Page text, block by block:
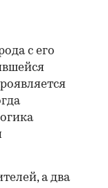
с его
а два